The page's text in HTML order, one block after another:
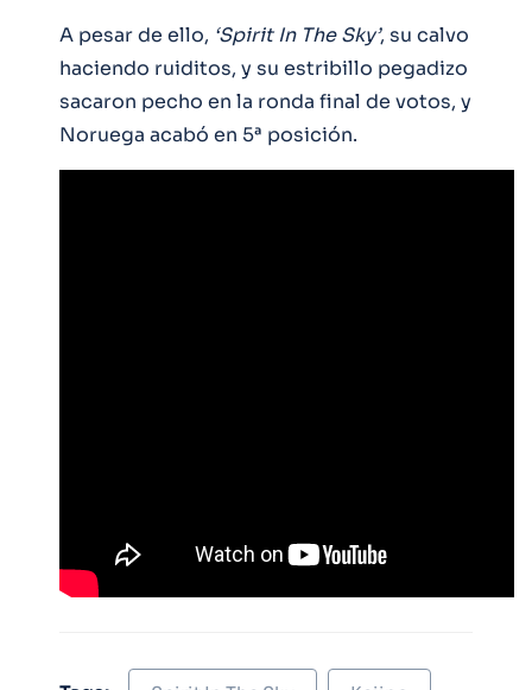
A pesar de ello, ‘Spirit In The Sky’, su calvo
haciendo ruiditos, y su estribillo pegadizo
sacaron pecho en la ronda final de votos, y
Noruega acabó en 5ª posición.